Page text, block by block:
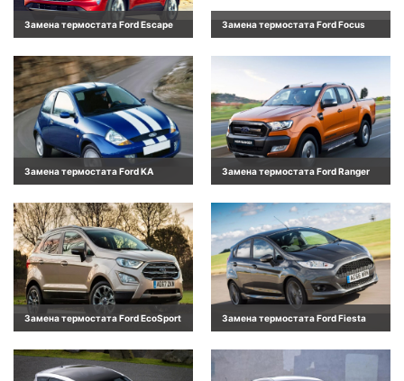
Замена термостата Ford Escape Замена термостата Ford Focus
Замена термостата Ford KA Замена термостата Ford Ranger
Замена термостата Ford EcoSport Замена термостата Ford Fiesta